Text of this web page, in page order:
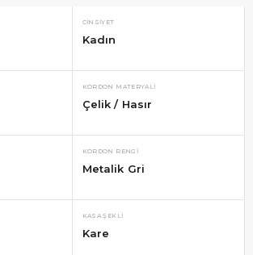
CINSIYET
Kadın
KORDON MATERYALI
Çelik / Hasır
KORDON RENGI
Metalik Gri
KASA ŞEKLI
Kare